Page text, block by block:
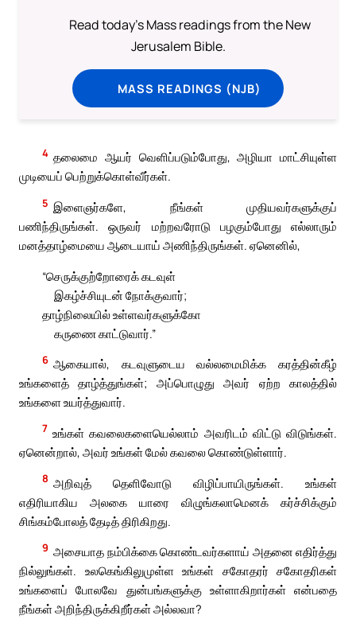
Read today's Mass readings from the New
Jerusalem Bible.
MASS READINGS (NJB)
4 தலைமை ஆயர் வெளிப்படும்போது, அழியா மாட்சியுள்ள
முடியைப் பெற்றுக்கொள்வீர்கள்.
5 இளைஞர்களே, நீங்கள் முதியவர்களுக்குப்
பணிந்திருங்கள். ஒருவர் மற்றவரோடு பழகும்போது எல்லாரும்
மனத்தாழ்மையை ஆடையாய் அணிந்திருங்கள். ஏனெனில்,
“செருக்குற்றோரைக் கடவுள்
இகழ்ச்சியுடன் நோக்குவார்;
தாழ்நிலையில் உள்ளவர்களுக்கோ
கருணை காட்டுவார்.”
6 ஆகையால், கடவுளுடைய வல்லமைமிக்க கரத்தின்கீழ்
உங்களைத் தாழ்த்துங்கள்; அப்பொழுது அவர் ஏற்ற காலத்தில்
உங்களை உயர்த்துவார்.
7 உங்கள் கவலைகளையெல்லாம் அவரிடம் விட்டு விடுங்கள்.
ஏனென்றால், அவர் உங்கள் மேல் கவலை கொண்டுள்ளார்.
8 அறிவுத் தெளிவோடு விழிப்பாயிருங்கள். உங்கள்
எதிரியாகிய அலகை யாரை விழுங்கலாமெனக் கர்ச்சிக்கும்
சிங்கம்போலத் தேடித் திரிகிறது.
9 அசையாத நம்பிக்கை கொண்டவர்களாய் அதனை எதிர்த்து
நில்லுங்கள். உலகெங்கிலுமுள்ள உங்கள் சகோதரர் சகோதரிகள்
உங்களைப் போலவே துன்பங்களுக்கு உள்ளாகிறார்கள் என்பதை
நீங்கள் அறிந்திருக்கிறீர்கள் அல்லவா?